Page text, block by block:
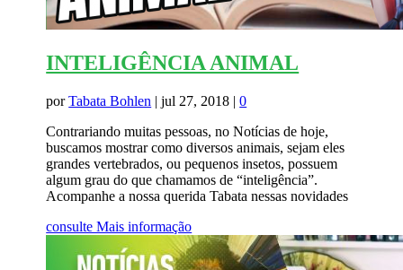
INTELIGÊNCIA ANIMAL
porTabata Bohlen |jul 27, 2018 |0
Contrariando muitas pessoas, no Notícias de hoje,
buscamos mostrar como diversos animais, sejam eles
grandes vertebrados, ou pequenos insetos, possuem
algum grau do que chamamos de “inteligência”.
Acompanhe a nossa querida Tabata nessas novidades
consulte Mais informação